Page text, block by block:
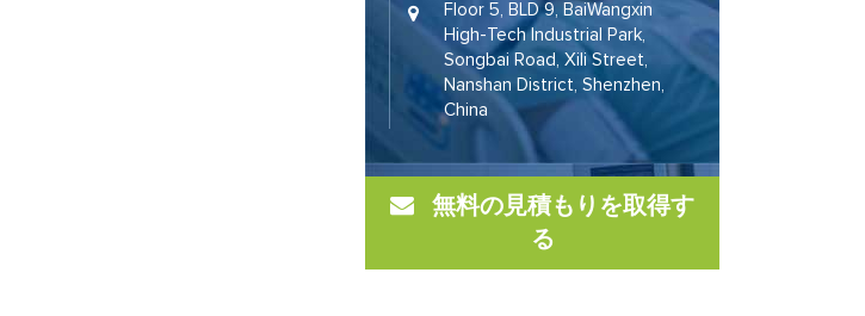
Floor 5, BLD 9, BaiWangxin
High-Tech Industrial Park,
Songbai Road, Xili Street,
Nanshan District, Shenzhen,
China
無料の見積もりを取得す
る